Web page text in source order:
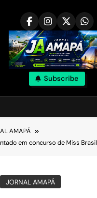
Subscribe
AMAPÁ
em concurso de Miss Brasil
JORNAL AMAPÁ